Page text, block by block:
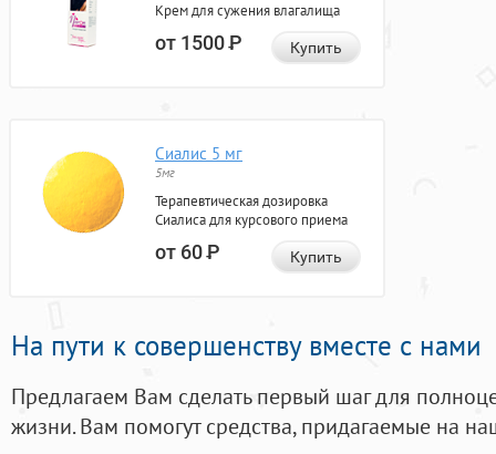
Крем для сужения влагалища
от 1500Р Купить
Сиалис 5 мг
5мг
Терапевтическая дозировка
Сиалиса для курсового приема
от 60Р Купить
На пути к совершенству вместе с нами
Предлагаем Вам сделать первый шаг для
жизни. Вам помогут средства, придагаемые на